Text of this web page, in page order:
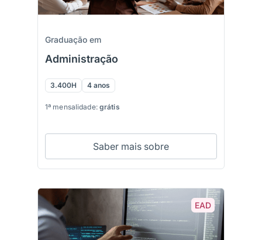
Graduação em
Administração
3.400H 4 anos
1ª mensalidade: grátis
Saber mais sobre
EAD